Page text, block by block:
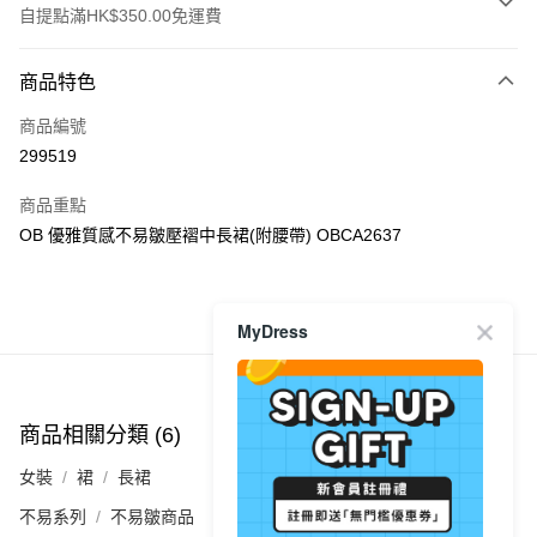
自提點滿HK$350.00免運費
信用卡
Apple Pay
PayMe
每筆HK$40.00，滿HK$350.00或以上免運費
付款後順豐站及營業點
每筆HK$40.00，滿HK$350.00或以上免運費
付款後順豐合作便利店
商品特色
商品編號
299519
商品重點
OB 優雅質感不易皺壓褶中長裙(附腰帶) OBCA2637
商品推薦
商品相關分類 (6)
女裝 裙 長裙
不易系列 不易皺商品
MyDress